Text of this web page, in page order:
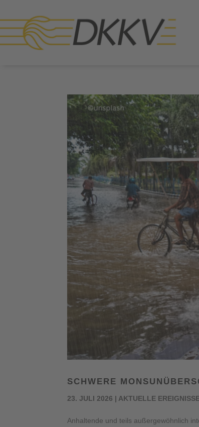
SCHWERE
23. JULI 2026 | AKTUELLE
Anhaltende und teils außergewöhnlich